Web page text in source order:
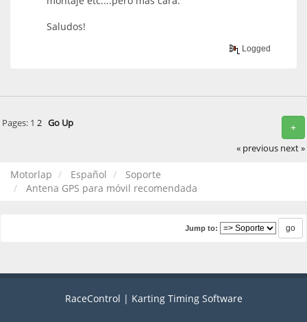
Saludos!
Logged
+
Pages: 1 2 Go Up
« previous next »
Motorlap Español
Soporte
Antena GPS para móvil recomendada
Jump to:
RaceControl | Karting Timing Software